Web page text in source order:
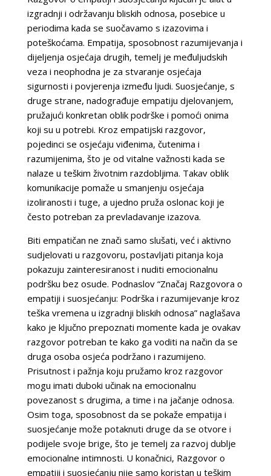
izgradnji i održavanju bliskih odnosa, posebice u
periodima kada se suočavamo s izazovima i
poteškoćama. Empatija, sposobnost razumijevanja i
dijeljenja osjećaja drugih, temelj je međuljudskih
veza i neophodna je za stvaranje osjećaja
sigurnosti i povjerenja između ljudi. Suosjećanje, s
druge strane, nadograđuje empatiju djelovanjem,
pružajući konkretan oblik podrške i pomoći onima
koji su u potrebi. Kroz empatijski razgovor,
pojedinci se osjećaju viđenima, čutenima i
razumijenima, što je od vitalne važnosti kada se
nalaze u teškim životnim razdobljima. Takav oblik
komunikacije pomaže u smanjenju osjećaja
izoliranosti i tuge, a ujedno pruža oslonac koji je
često potreban za prevladavanje izazova.
Biti empatičan ne znači samo slušati, već i aktivno
sudjelovati u razgovoru, postavljati pitanja koja
pokazuju zainteresiranost i nuditi emocionalnu
podršku bez osude. Podnaslov “Značaj Razgovora o
empatiji i suosjećanju: Podrška i razumijevanje kroz
teška vremena u izgradnji bliskih odnosa” naglašava
kako je ključno prepoznati momente kada je ovakav
razgovor potreban te kako ga voditi na način da se
druga osoba osjeća podržano i razumijeno.
Prisutnost i pažnja koju pružamo kroz razgovor
mogu imati duboki učinak na emocionalnu
povezanost s drugima, a time i na jačanje odnosa.
Osim toga, sposobnost da se pokaže empatija i
suosjećanje može potaknuti druge da se otvore i
podijele svoje brige, što je temelj za razvoj dublje
emocionalne intimnosti. U konačnici, Razgovor o
empatiji i suosjećanju nije samo koristan u teškim